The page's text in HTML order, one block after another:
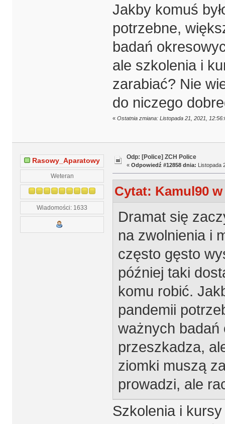
Jakby komuś
potrzebne,
badań
ale szkolenia i
zarabiać? Nie
do niczego
« Ostatnia zmiana: Listopada 21, 2021,
Rasowy_Aparatowy
Weteran
Wiadomości: 1633
Odp: [Police] ZCH Police
« Odpowiedź #12858 dnia: Listopada
Cytat: Kamul90
Dramat się
na zwolnienia i
często gęsto
później taki
komu robić.
pandemii
ważnych badań
przeszkadza,
ziomki muszą
prowadzi, ale
Szkolenia i